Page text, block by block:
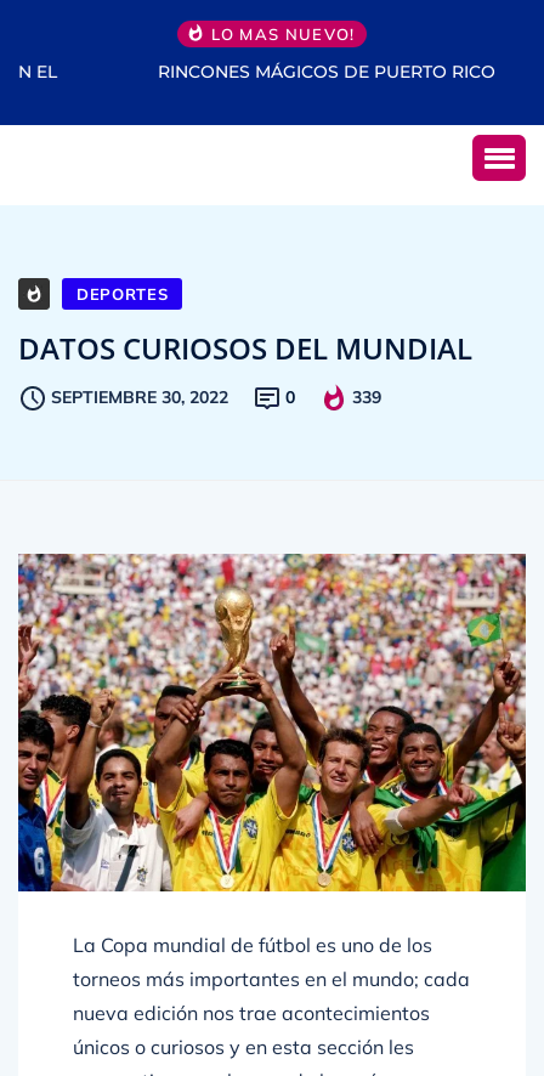
LO MAS NUEVO!
RINCONES MÁGICOS DE PUERTO RICO
DATOS CURIOSOS DEL MUNDIAL
torneos más importantes en el mundo; cada
nueva edición nos trae acontecimientos
únicos o curiosos y en esta sección les
compartiremos algunos de los más